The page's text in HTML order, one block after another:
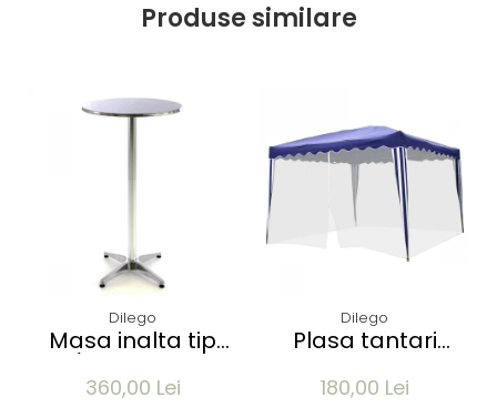
Produse similare
Dilego
Masa inalta tip
- 60x115cm -
360,00 Lei
Dilego
Plasa tantari
Pavilion 3x3M - 12
180,00 Lei